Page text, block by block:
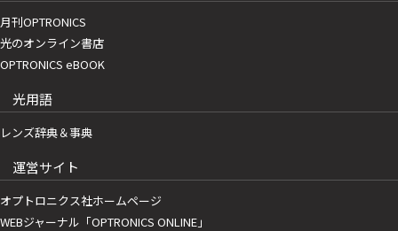
月刊OPTRONICS
光のオンライン書店
OPTRONICS eBOOK
光用語
レンズ辞典＆事典
運営サイト
オプトロニクス社ホームページ
WEBジャーナル「OPTRONICS ONLINE」